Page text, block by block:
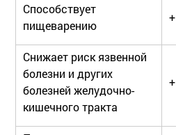
Способствует
пищеварению
+
Снижает риск язвенной
болезни и других
болезней желудочно-
кишечного тракта
+